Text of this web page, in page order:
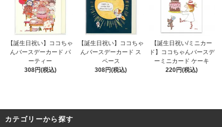
【誕生日祝い】ココちゃ
んバースデーカード パ
ーティー
308円(税込)
【誕生日祝い】ココちゃ
んバースデーカード ス
ペース
308円(税込)
【誕生日祝い/ミニカー
ド】ココちゃんバースデ
ーミニカード ケーキ
220円(税込)
カテゴリーから探す